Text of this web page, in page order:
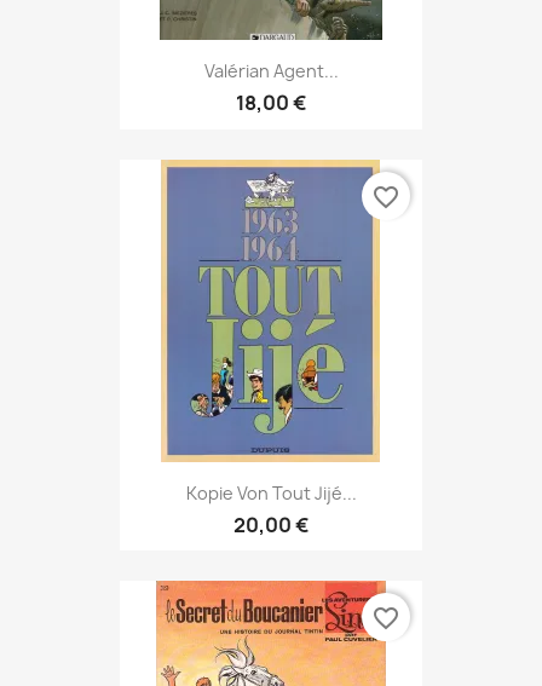
Valérian Agent...
18,00 €
Kopie Von Tout Jijé...
20,00 €
favorite_border
favorite_border